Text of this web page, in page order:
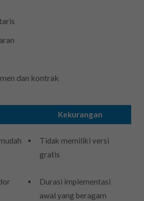
dan kontrak
Kekurangan
Tidak memiliki versi
gratis
Durasi implementasi
awal yang beragam